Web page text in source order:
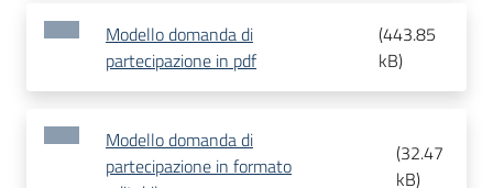
Modello domanda di
partecipazione in pdf
(443.85
kB)
Modello domanda di
partecipazione in formato
(32.47
kB)